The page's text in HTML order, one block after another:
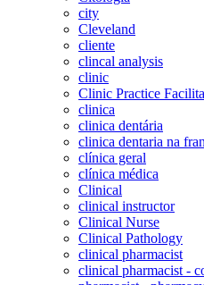
city
Cleveland
cliente
clincal analysis
clinic
Clinic Practice
clinica
clinica dentária
clinica dentaria na
clínica geral
clínica médica
Clinical
clinical instructor
Clinical Nurse
Clinical Pathology
clinical pharmacist
clinical pharmacist -